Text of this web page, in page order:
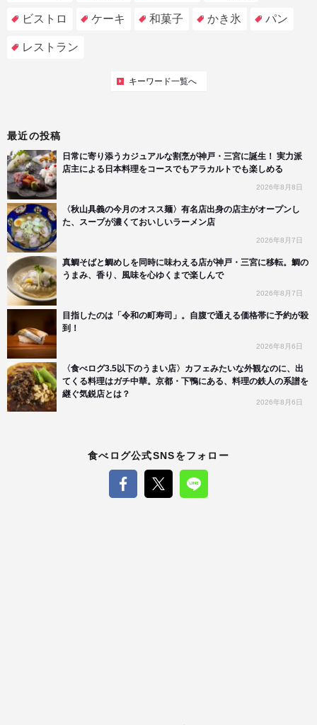
ビストロ ケーキ 和菓子 かき氷 パン
レストラン
キーワード一覧へ
最近の投稿
日常に寄り添うカジュアルな割烹が神戸・三宮に誕生！ 実力派
店主による日本料理をコースでもアラカルトでも楽しめる
2026年8月8日
〈秋山具義の今月のオスス麺〉有名店出身の店主がオープンし
た、スープが濃くておいしいラーメン店
2026年8月7日
真鯛そばと鯛めしを同時に味わえる店が神戸・三宮に移転。鯛の
うまみ、香り、風味を心ゆくまで楽しんで
2026年8月7日
目指したのは「令和の町寿司」。自腹で通える価格帯に予約が殺
到！
2026年8月6日
〈食べログ3.5以下のうまい店〉カフェみたいな外観なのに、出
てくる料理はガチ中華。京都・下鴨にある、料理の鉄人の系譜を
継ぐ気鋭店とは？
2026年8月6日
食べログ公式SNSをフォロー